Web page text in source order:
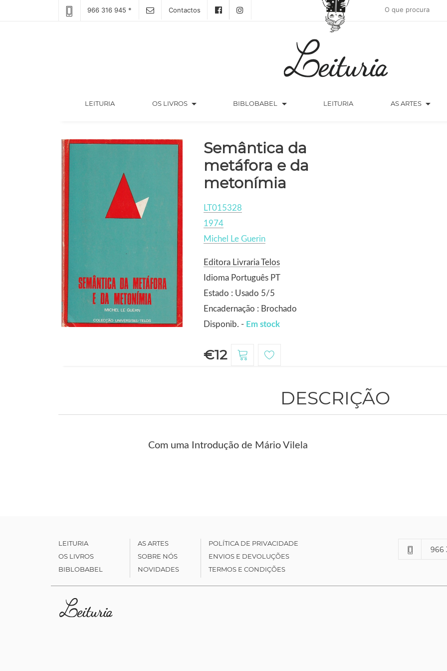
966 316 945 * Contactos
LEITURIA(CURRENT) OS LIVROS arrow_drop_down BIBLOBABEL arrow_drop_down LEITURIA AS ARTES arrow_drop_down
Semântica da
metáfora e da
metonímia
LT015328
1974
Michel Le Guerin
Editora Livraria Telos
Idioma Português PT
Estado : Usado 5/5
Encadernação : Brochado
Disponib. - Em stock
€12
DESCRIÇÃO
Com uma Introdução de Mário Vilela
LEITURIA
OS LIVROS
BIBLOBABEL
AS ARTES
SOBRE NÓS
NOVIDADES
POLÍTICA DE PRIVACIDADE
ENVIOS E DEVOLUÇÕES
TERMOS E CONDIÇÕES
966